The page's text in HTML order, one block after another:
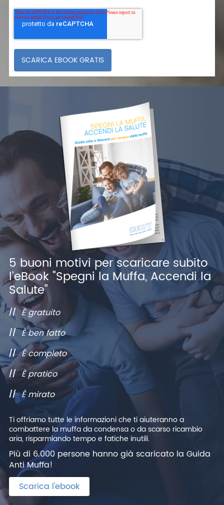
5 buoni motivi per scaricare subito
l’eBook "Spegni la Muffa, Accendi la
Salute"
È gratuito
È ben fatto
È completo
È pratico
È mirato
Ti offriamo tutte le informazioni che ti aiuteranno a
combattere la muffa da condensa o da scarso ricambio
aria, risparmiando tempo e fatiche inutili.
Più di 6.000 persone hanno già scaricato la Guida
Anti Muffa!
Scarica l'ebook